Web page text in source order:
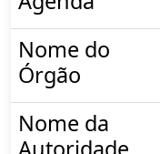
Nome do
Órgão
Nome da